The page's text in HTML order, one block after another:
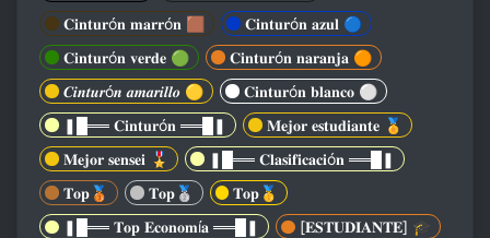
𝐂𝐢𝐧𝐭𝐮𝐫ó𝐧 𝐦𝐚𝐫𝐫ó𝐧 🟫
𝐂𝐢𝐧𝐭𝐮𝐫ó𝐧 𝐚𝐳𝐮𝐥 🔵
𝐂𝐢𝐧𝐭𝐮𝐫ó𝐧 𝐯𝐞𝐫𝐝𝐞 🟢
𝐂𝐢𝐧𝐭𝐮𝐫ó𝐧 𝐧𝐚𝐫𝐚𝐧𝐣𝐚 🟠
𝑪𝒊𝒏𝒕𝒖𝒓ó𝒏 𝒂𝒎𝒂𝒓𝒊𝒍𝒍𝒐 🟡
𝐂𝐢𝐧𝐭𝐮𝐫ó𝐧 𝐛𝐥𝐚𝐧𝐜𝐨 ⚪️
❚█══ 𝐂𝐢𝐧𝐭𝐮𝐫ó𝐧 ══█❚
𝐌𝐞𝐣𝐨𝐫 𝐞𝐬𝐭𝐮𝐝𝐢𝐚𝐧𝐭𝐞 🏅
𝐌𝐞𝐣𝐨𝐫 𝐬𝐞𝐧𝐬𝐞𝐢 🎖️
❚█══ 𝐂𝐥𝐚𝐬𝐢𝐟𝐢𝐜𝐚𝐜𝐢ó𝐧 ══█❚
𝐓𝐨𝐩🥉
𝐓𝐨𝐩🥈
𝐓𝐨𝐩🥇
❚█══ 𝐓𝐨𝐩 𝐄𝐜𝐨𝐧𝐨𝐦í𝐚 ══█❚
[𝐄𝐒𝐓𝐔𝐃𝐈𝐀𝐍𝐓𝐄] 🎓